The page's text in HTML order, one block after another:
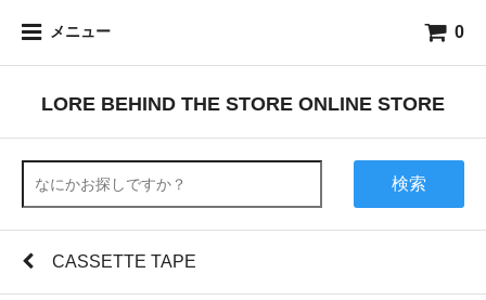
メニュー 0
LORE BEHIND THE STORE ONLINE STORE
検索
CASSETTE TAPE